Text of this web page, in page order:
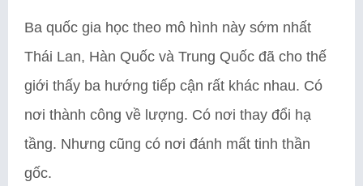
Ba quốc gia học theo mô hình này sớm nhất
Thái Lan, Hàn Quốc và Trung Quốc đã cho thế
giới thấy ba hướng tiếp cận rất khác nhau. Có
nơi thành công về lượng. Có nơi thay đổi hạ
tầng. Nhưng cũng có nơi đánh mất tinh thần
gốc.